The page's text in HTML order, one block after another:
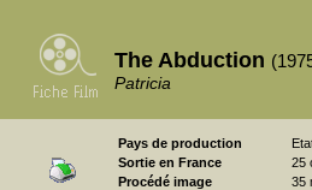
The Abduction
Patricia
Pays de production
Sortie en France
25
Procédé image
35